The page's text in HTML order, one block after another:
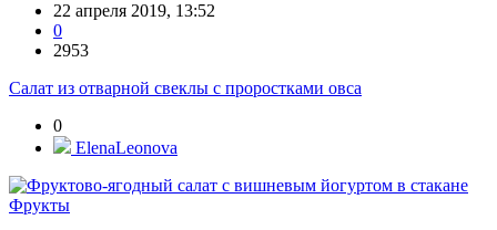
22 апреля 2019, 13:52
0
2953
Салат из отварной свеклы с проростками овса
0
ElenaLeonova
Фрукты